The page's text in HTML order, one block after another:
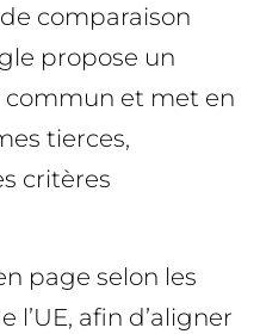
comparaison
propose un
et met en
tierces,
critères
page selon les
l’UE, afin d’aligner